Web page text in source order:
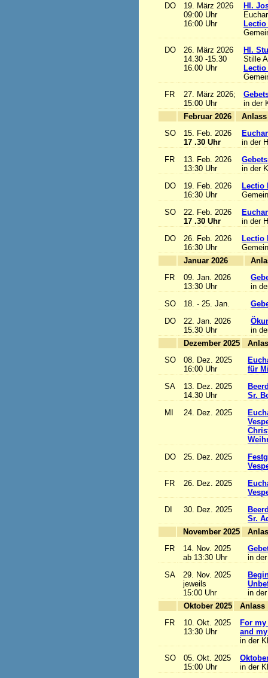
DO
19. März 2026
09:00 Uhr
16:00 Uhr
Hl.
DO
26. März 2026
14.30 -15.30
16.00 Uhr
Hl.
Stille
FR
27. März 2026;
15:00 Uhr
in der
Februar 2026
SO
15. Feb. 2026
17 .30 Uhr
in der
FR
13. Feb. 2026
13:30 Uhr
in der
DO
19. Feb. 2026
16:30 Uhr
Lectio
SO
22. Feb. 2026
17 .30 Uhr
in der
DO
26. Feb. 2026
16:30 Uhr
Lectio
Januar 2026
FR
09. Jan. 2026
13:30 Uhr
in
SO
18. - 25. Jan.
DO
22. Jan. 2026
15.30 Uhr
in
Dezember 2025
SO
08. Dez. 2025
16:00 Uhr
für
SA
13. Dez. 2025
14.30 Uhr
Sr.
MI
24. Dez. 2025
DO
25. Dez. 2025
FR
26. Dez. 2025
DI
30. Dez. 2025
Sr.
November 2025
FR
14. Nov. 2025
ab 13:30 Uhr
in
SA
29. Nov. 2025
jeweils
15:00 Uhr
in
Oktober 2025
FR
10. Okt. 2025
13:30 Uhr
For
and
in der
SO
05. Okt. 2025
15:00 Uhr
in der